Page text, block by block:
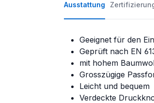
Ausstattung
Geeignet für den
Geprüft nach EN
mit hohem
Grosszügige
Leicht und bequem
Verdeckte